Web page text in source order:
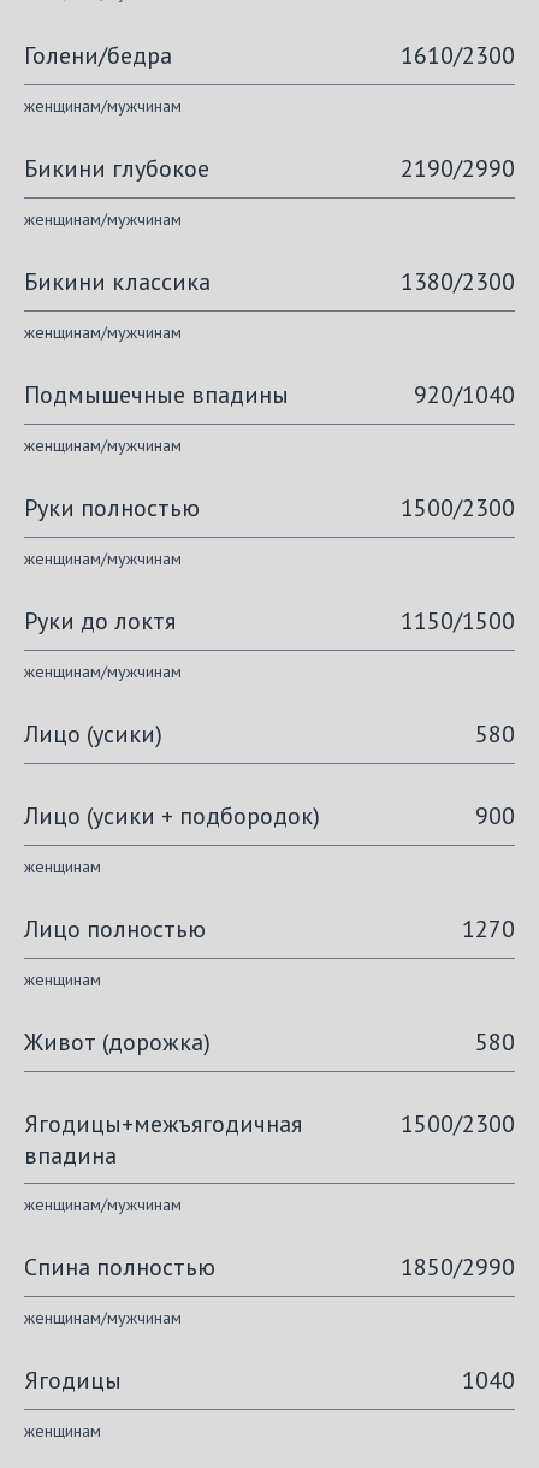
Голени/бедра 1610/2300
женщинам/мужчинам
Бикини глубокое 2190/2990
женщинам/мужчинам
Бикини классика 1380/2300
женщинам/мужчинам
Подмышечные впадины 920/1040
женщинам/мужчинам
Руки полностью 1500/2300
женщинам/мужчинам
Руки до локтя 1150/1500
женщинам/мужчинам
Лицо (усики) 580
Лицо (усики + подбородок) 900
женщинам
Лицо полностью 1270
женщинам
Живот (дорожка) 580
Ягодицы+межъягодичная
впадина
1500/2300
женщинам/мужчинам
Спина полностью 1850/2990
женщинам/мужчинам
Ягодицы 1040
женщинам